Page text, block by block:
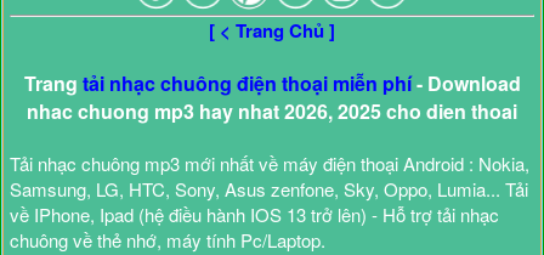
[ < Trang Chủ ]
Trang tải nhạc chuông điện thoại miễn phí- Download
nhac chuong mp3 hay nhat 2026, 2025 cho dien thoai
Tải nhạc chuông mp3 mới nhất về máy điện thoại Android : Nokia,
Samsung, LG, HTC, Sony, Asus zenfone, Sky, Oppo, Lumia... Tải
về IPhone, Ipad (hệ điều hành IOS 13 trở lên) - Hỗ trợ tải nhạc
chuông về thẻ nhớ, máy tính Pc/Laptop.